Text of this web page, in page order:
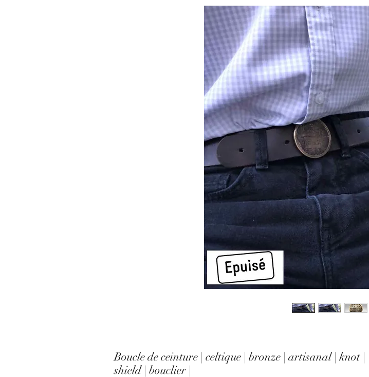
Boucle de ceinture | celtique | bronze | artisanal | knot |
shield | bouclier |